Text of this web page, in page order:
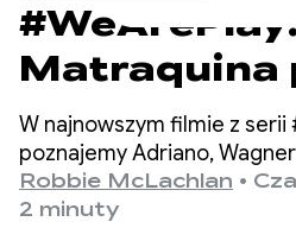
Matraquina
dzieciom,
mówią, w
W najnowszym filmie z serii
poznajemy Adriano,
stworzyła Matraquinha,
tysiącom dzieci
Robbie McLachlan •
2 minuty